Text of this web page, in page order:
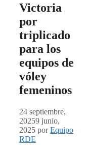
Victoria
por
triplicado
para los
equipos de
vóley
femeninos
24 septiembre,
20259 junio,
2025 porEquipo
RDE